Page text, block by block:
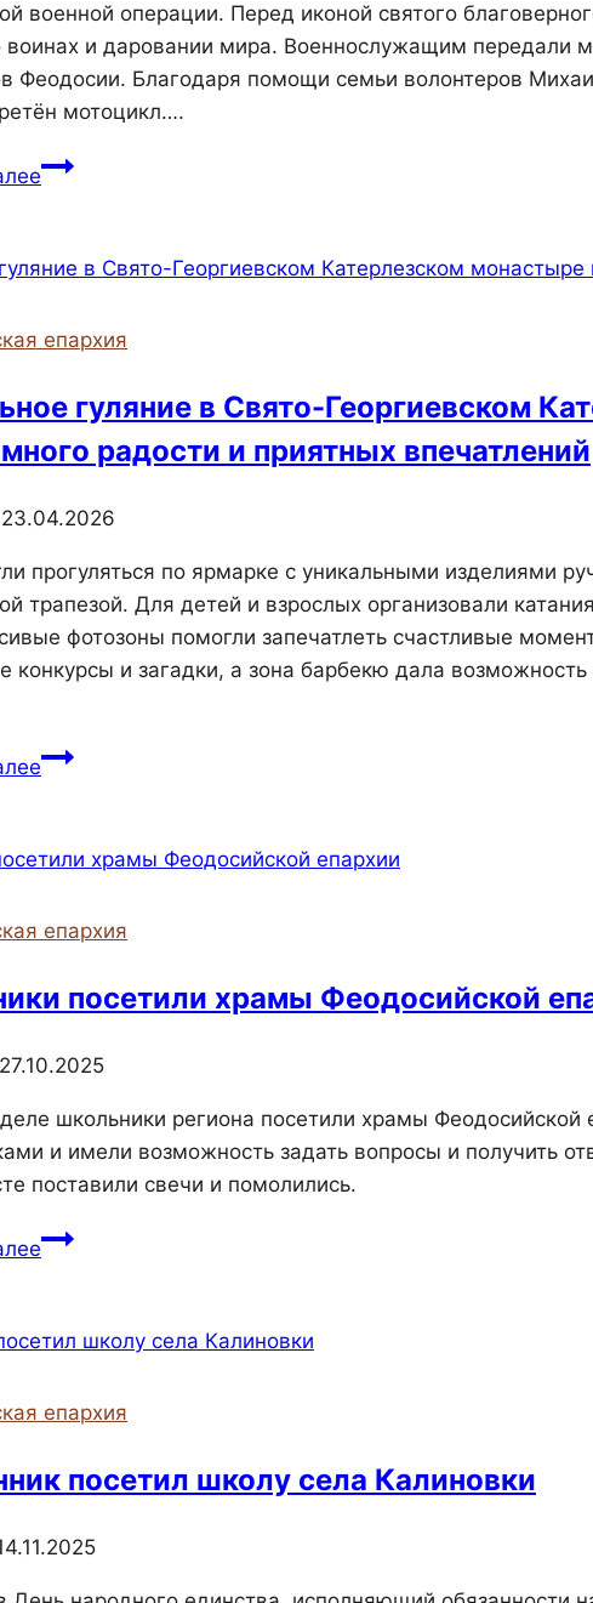
военной операции. Перед иконой святого
и даровании мира. Военнослужащим передали
Феодосии. Благодаря помощи семьи волонтеров
мотоцикл….
Священнослужители
посетили
в
зоне
специальной
операции.
епархия
гуляние в Свято-Георгиевском
радости и приятных впечатлений
23.04.2026
прогуляться по ярмарке с уникальными изделиями
трапезой. Для детей и взрослых организовали
фотозоны помогли запечатлеть счастливые
конкурсы и загадки, а зона барбекю дала
Пасхальное
Свято-
гостям
и
приятных
впечатлений
епархия
посетили храмы Феодосийской
27.10.2025
школьники региона посетили храмы Феодосийской
и имели возможность задать вопросы и получить
поставили свечи и помолились.
Школьники
Феодосийской
епархия
посетил школу села Калиновки